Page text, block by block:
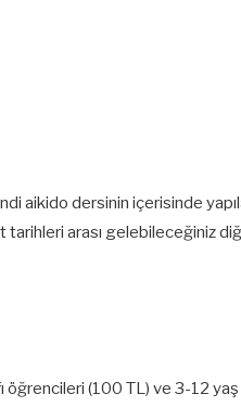
aikido dersinin içerisinde
arası gelebileceğiniz
öğrencileri (100 TL) ve 3-12